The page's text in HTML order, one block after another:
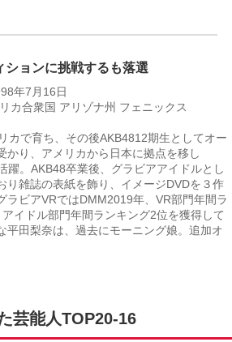
ションに挑戦するも落選
年7月16日
カ合衆国 アリゾナ州 フェニックス
カで育ち、その後AKB4812期生としてオー
かり、アメリカから日本に拠点を移し
躍。AKB48卒業後、グラビアアイドルとし
り雑誌の表紙を飾り、イメージDVDを３作
ラビアVRではDMM2019年、VR部門年間ラ
イドル部門年間ランキング2位を獲得して
平田梨奈は、過去にモーニング娘。追加オ
芸能人TOP20-16